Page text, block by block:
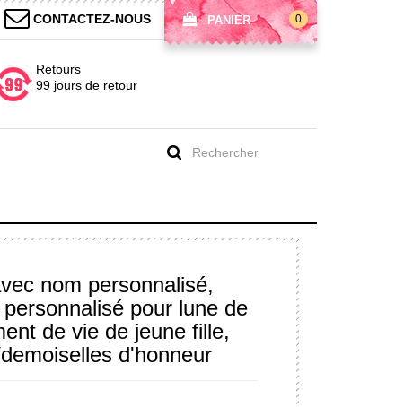
PANIER 0
CONTACTEZ-NOUS
Retours
99 jours de retour
nom personnalisé,
pour lune de
de vie de jeune fille,
d'honneur